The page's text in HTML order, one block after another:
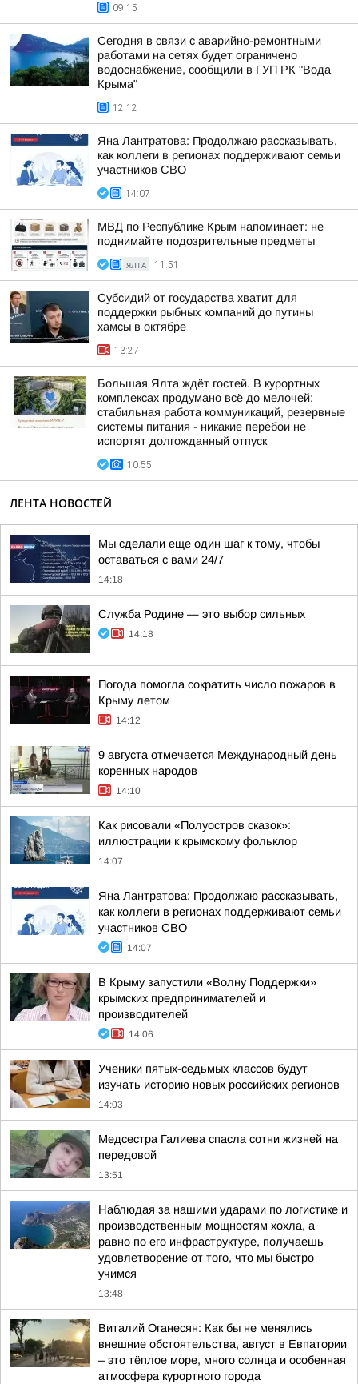
09:15
Сегодня в связи с аварийно-ремонтными
работами на сетях будет ограничено
водоснабжение, сообщили в ГУП РК "Вода
Крыма"
12:12
Яна Лантратова: Продолжаю рассказывать,
как коллеги в регионах поддерживают семьи
участников СВО
14:07
МВД по Республике Крым напоминает: не
поднимайте подозрительные предметы
ЯЛТА 11:51
Субсидий от государства хватит для
поддержки рыбных компаний до путины
хамсы в октябре
13:27
Большая Ялта ждёт гостей. В курортных
комплексах продумано всё до мелочей:
стабильная работа коммуникаций, резервные
системы питания - никакие перебои не
испортят долгожданный отпуск
10:55
ЛЕНТА НОВОСТЕЙ
Мы сделали еще один шаг к тому, чтобы
оставаться с вами 24/7
14:18
Служба Родине — это выбор сильных
14:18
Погода помогла сократить число пожаров в
Крыму летом
14:12
9 августа отмечается Международный день
коренных народов
14:10
Как рисовали «Полуостров сказок»:
иллюстрации к крымскому фольклор
14:07
Яна Лантратова: Продолжаю рассказывать,
как коллеги в регионах поддерживают семьи
участников СВО
14:07
В Крыму запустили «Волну Поддержки»
крымских предпринимателей и
производителей
14:06
Ученики пятых-седьмых классов будут
изучать историю новых российских регионов
14:03
Медсестра Галиева спасла сотни жизней на
передовой
13:51
Наблюдая за нашими ударами по логистике и
производственным мощностям хохла, а
равно по его инфраструктуре, получаешь
удовлетворение от того, что мы быстро
учимся
13:48
Виталий Оганесян: Как бы не менялись
внешние обстоятельства, август в Евпатории
– это тёплое море, много солнца и особенная
атмосфера курортного города